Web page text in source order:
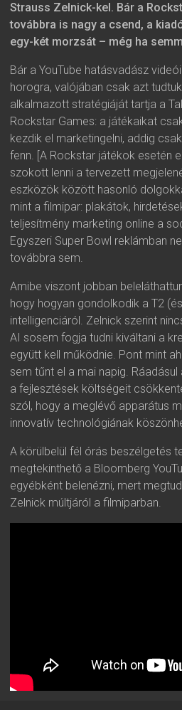
Strauss Zelnick-kel. Bár a
továbbra is nagy a csend, a
egy-két morzsát – még ha
Bár a YouTube hatásvadász
horogra, valójában csak azt
alkalmazott stratégiáját tartja a
Rockstar Games: a játékaikat
kezdik el marketingelni, addig
fenn. [A Rockstar játékok esetén
szokott lenni a tervezett
eszközök között hasonló
mint a filmipar: plakátok,
teljesítmény marketing online a
Egyszeri Super Bowl reklámban
továbbra sem.
Amibe viszont jobban
hogy hogyan gondolkodik a T2
intelligenciáról. Zelnick szerint
AI sosem fogja tudni kiváltani a
együtt kell működnie. Pont mint
sem tűnt el a mai napig.
a fejlesztések költségeit
szól, hogy a meglévő apparátus
innovatív technológiának
A körülbelül fél órás beszélgetés
megtekinthető a Bloomberg
egyébként belenézni, mert
Zelnick múltjáról a filmiparban.